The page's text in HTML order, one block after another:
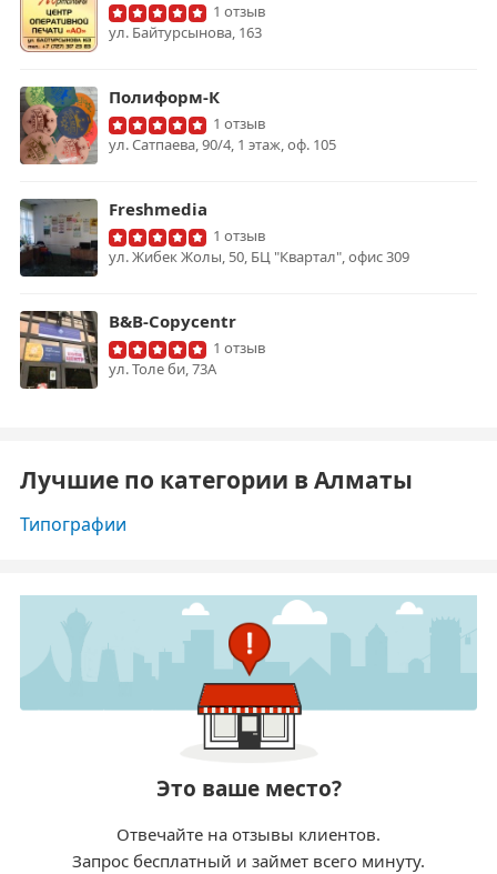
1 отзыв
ул. Байтурсынова, 163
Полиформ-К
1 отзыв
ул. Сатпаева, 90/4, 1 этаж, оф. 105
Freshmedia
1 отзыв
ул. Жибек Жолы, 50, БЦ "Квартал", офис 309
B&B-Copycentr
1 отзыв
ул. Толе би, 73А
Лучшие по категории в Алматы
Типографии
Это ваше место?
Отвечайте на отзывы клиентов.
Запрос бесплатный и займет всего минуту.